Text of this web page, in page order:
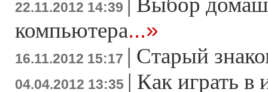
22.11.2012 14:39
компьютера...»
16.11.2012 15:17 | Старый
04.04.2012 13:35 | Как играть в